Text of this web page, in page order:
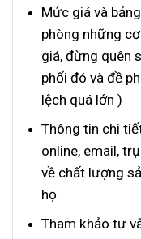
Mức giá và
phòng những
giá, đừng quên
phối đó và đề
lệch quá lớn )
Thông tin chi
online, email,
về chất lượng
họ
Tham khảo tư